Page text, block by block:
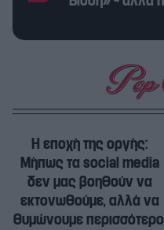
Η εποχή της οργής:
Μήπως τα social media
δεν μας βοηθούν να
εκτονωθούμε, αλλά να
θυμώνουμε